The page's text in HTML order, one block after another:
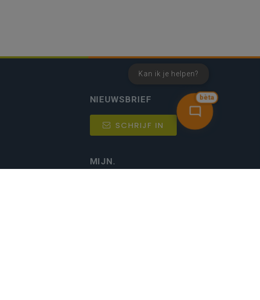
bèta
Kan ik je helpen?
NIEUWSBRIEF
SCHRIJF IN
MIJN.